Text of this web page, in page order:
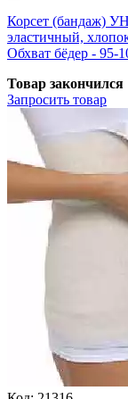
Корсет (бандаж)
эластичный,
Обхват бёдер -
Товар закончился
Запросить товар